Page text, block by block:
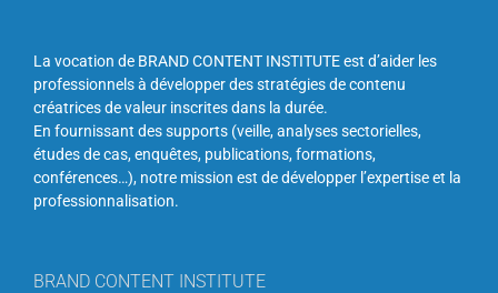
La vocation de BRAND CONTENT INSTITUTE est d’aider les
professionnels à développer des stratégies de contenu
créatrices de valeur inscrites dans la durée.
En fournissant des supports (veille, analyses sectorielles,
études de cas, enquêtes, publications, formations,
conférences…), notre mission est de développer l’expertise et la
professionnalisation.
BRAND CONTENT INSTITUTE